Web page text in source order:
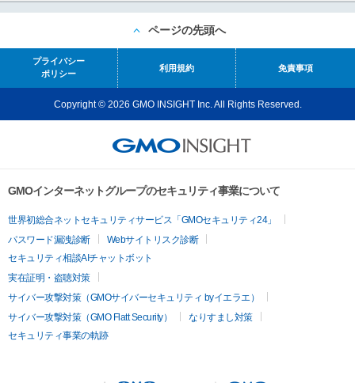
ページの先頭へ
プライバシー
ポリシー
利用規約 免責事項
Copyright © 2026 GMO INSIGHT Inc. All Rights Reserved.
GMOインターネットグループのセキュリティ事業について
世界初総合ネットセキュリティサービス「GMOセキュリティ24」
パスワード漏洩診断
Webサイトリスク診断
セキュリティ相談AIチャットボット
実在証明・盗聴対策
サイバー攻撃対策（GMOサイバーセキュリティ byイエラエ）
サイバー攻撃対策（GMO Flatt Security）
なりすまし対策
セキュリティ事業の軌跡